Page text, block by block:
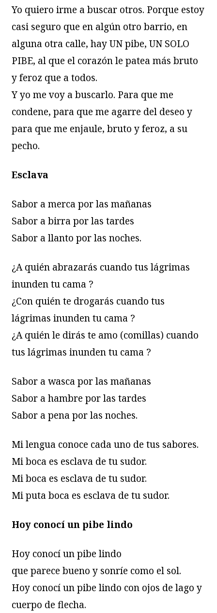
Yo quiero irme a buscar otros. Porque estoy
casi seguro que en algún otro barrio, en
alguna otra calle, hay UN pibe, UN SOLO
PIBE, al que el corazón le patea más bruto
y feroz que a todos.
Y yo me voy a buscarlo. Para que me
condene, para que me agarre del deseo y
para que me enjaule, bruto y feroz, a su
pecho.
Esclava
Sabor a merca por las mañanas
Sabor a birra por las tardes
Sabor a llanto por las noches.
¿A quién abrazarás cuando tus lágrimas
inunden tu cama ?
¿Con quién te drogarás cuando tus
lágrimas inunden tu cama ?
¿A quién le dirás te amo (comillas) cuando
tus lágrimas inunden tu cama ?
Sabor a wasca por las mañanas
Sabor a hambre por las tardes
Sabor a pena por las noches.
Mi lengua conoce cada uno de tus sabores.
Mi boca es esclava de tu sudor.
Mi boca es esclava de tu sudor.
Mi puta boca es esclava de tu sudor.
Hoy conocí un pibe lindo
Hoy conocí un pibe lindo
que parece bueno y sonríe como el sol.
Hoy conocí un pibe lindo con ojos de lago y
cuerpo de flecha.